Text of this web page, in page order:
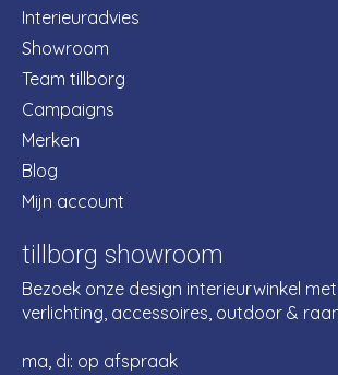
Interieuradvies
Showroom
Team tillborg
Campaigns
Merken
Blog
Mijn account
tillborg showroom
Bezoek onze design interieurwinkel
verlichting, accessoires, outdoor &
ma, di: op afspraak